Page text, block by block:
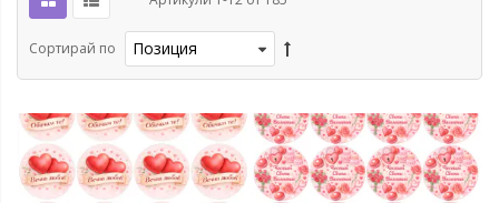
Сортирай по